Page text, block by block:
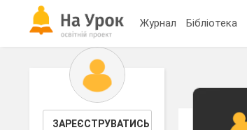
Журнал Бібліотека
ЗАРЕЄСТРУВАТИСЬ